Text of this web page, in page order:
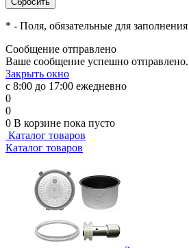
* - Поля, обязательные для заполнения
Сообщение отправлено
Ваше сообщение успешно
Закрыть окно
с 8:00 до 17:00 ежедневно
0
0
0 В корзине пока пусто
Каталог товаров
Каталог товаров